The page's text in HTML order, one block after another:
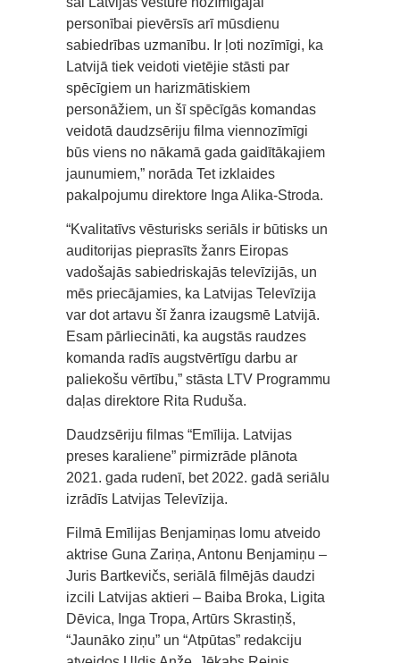
personībai pievērsīs arī mūsdienu
sabiedrības uzmanību. Ir ļoti nozīmīgi, ka
Latvijā tiek veidoti vietējie stāsti par
spēcīgiem un harizmātiskiem
personāžiem, un šī spēcīgās komandas
veidotā daudzsēriju filma viennozīmīgi
būs viens no nākamā gada gaidītākajiem
jaunumiem,” norāda Tet izklaides
pakalpojumu direktore Inga Alika-Stroda.
“Kvalitatīvs vēsturisks seriāls ir būtisks un
auditorijas pieprasīts žanrs Eiropas
vadošajās sabiedriskajās televīzijās, un
mēs priecājamies, ka Latvijas Televīzija
var dot artavu šī žanra izaugsmē Latvijā.
Esam pārliecināti, ka augstās raudzes
komanda radīs augstvērtīgu darbu ar
paliekošu vērtību,” stāsta LTV Programmu
daļas direktore Rita Ruduša.
Daudzsēriju filmas “Emīlija. Latvijas
preses karaliene” pirmizrāde plānota
2021. gada rudenī, bet 2022. gadā seriālu
izrādīs Latvijas Televīzija.
Filmā Emīlijas Benjamiņas lomu atveido
aktrise Guna Zariņa, Antonu Benjamiņu –
Juris Bartkevičs, seriālā filmējās daudzi
izcili Latvijas aktieri – Baiba Broka, Ligita
Dēvica, Inga Tropa, Artūrs Skrastiņš,
“Jaunāko ziņu” un “Atpūtas” redakciju